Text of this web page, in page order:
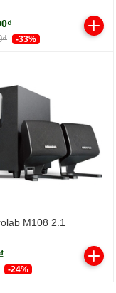
-33%
M108 2.1
-24%